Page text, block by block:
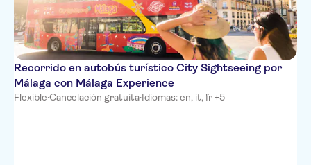
Recorrido en autobús turístico City Sightseeing por
Málaga con Málaga Experience
Flexible·Cancelación gratuita·Idiomas: en, it, fr +5